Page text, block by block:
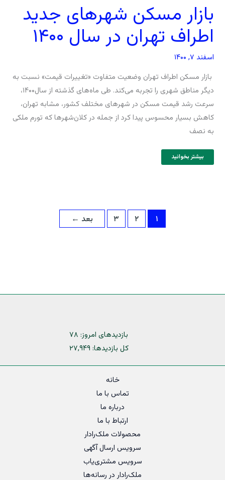
بازار مسکن شهرهای جدید
اطراف تهران در سال ۱۴۰۰
اسفند ۷, ۱۴۰۰
بازار مسکن اطراف تهران وضعیت متفاوت «تغییرات قیمت» نسبت به
دیگر مناطق شهری را تجربه می‌کند. طی ماه‌های گذشته از سال۱۴۰۰،
سرعت رشد قیمت مسکن در شهرهای مختلف کشور، مشابه تهران،
کاهش بسیار محسوس پیدا کرد از جمله در کلان‌شهرها که تورم ملکی
به نصف
بیشتر بخوانید
۱ ۲ ۳ بعد ←
بازدیدهای امروز: ۷۸
کل بازدیدها: ۲۷,۹۴۹
خانه
تماس با ما
درباره ما
ارتباط با ما
محصولات ملک‌رادار
سرویس ارسال آگهی
سرویس مشتری‌یاب
ملک‌رادار در رسانه‌ها